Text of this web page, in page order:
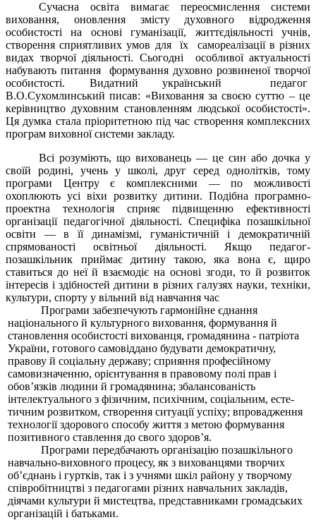
Сучасна освіта вимагає переосмислення системи
виховання, оновлення змісту духовного відродження
особистості на основі гуманізації, життєдіяльності учнів,
створення сприятливих умов для їх самореалізації в різних
видах творчої діяльності. Сьогодні особливої актуальності
набувають питання формування духовно розвиненої творчої
особистості. Видатний український педагог
В.О.Сухомлинський писав: «Виховання за своєю суттю – це
керівництво духовним становленням людської особистості».
Ця думка стала пріоритетною під час створення комплексних
програм виховної системи закладу.
Всі розуміють, що вихова­нець — це син або дочка у
сво­їй родині, учень у школі, друг серед однолітків, тому
програ­ми Центру є комплексними — по можливості
охоплюють усі віхи розвитку дитини. Подібна програмно-
проектна технологія сприяє підвищенню ефективнос­ті
організації педагогічної діяль­ності. Специфіка позашкільної
освіти — в її динамізмі, гуманіс­тичній і демократичній
спрямова­ності освітньої діяльності. Якщо педагог-
позашкільник приймає дитину такою, яка вона є, щиро
ставиться до неї й взаємодіє на основі згоди, то й розвиток
інте­ресів і здібностей дитини в різних галузях науки, техніки,
культури, спорту у вільний від навчання час
Програми забезпечують гар­монійне єднання
національного й культурного виховання, фор­мування й
становлення осо­бистості вихованця, громадянина - патріота
України, готового са­мовіддано будувати демокра­тичну,
правову й соціальну державу; сприяння профе­сійному
самовизначенню, орієн­тування в правовому полі прав і
обов’язків людини й громадя­нина; збалансованість
інтелектуального з фізичним, психічним, соціальним, есте­
тичним розвитком, створення ситуації успіху; впровадження
техноло­гії здорового способу життя з метою формування
позитивно­го ставлення до свого здоров’я.
Програми передбачають ор­ганізацію позашкільного
нав­чально-виховного процесу, як з вихованцями творчих
об’єднань і гуртків, так і з учнями шкіл району у творчому
співробітництві з педагогами різних навчальних закладів,
діячами культури й мистецтва, представниками гро­мадських
організацій і батьками.